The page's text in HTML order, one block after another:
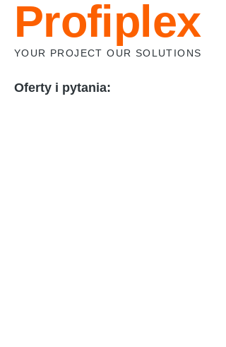
Profiplex
YOUR PROJECT OUR SOLUTIONS
Oferty i pytania: